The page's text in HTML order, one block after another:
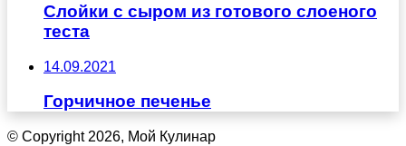
Слойки с сыром из готового слоеного
теста
14.09.2021
Горчичное печенье
© Copyright 2026, Мой Кулинар